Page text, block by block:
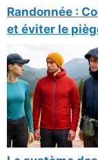
Randonnée :
et éviter le